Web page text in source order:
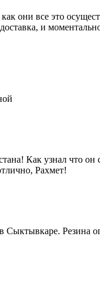
они все это
и
Как узнал что
Рахмет!
Резина